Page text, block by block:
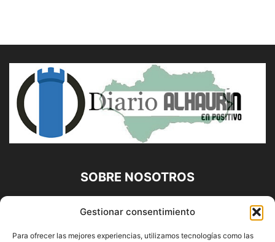
Gestionar consentimiento
Para ofrecer las mejores experiencias, utilizamos tecnologías como las
SOBRE NOSOTROS
Diario Alhaurín (www.alhaurindelatorre.com) Propiedad de
Francisco E. López López | 639 95 71 95 | Noticias de
Alhaurín de la Torre, Málaga y Provincia|